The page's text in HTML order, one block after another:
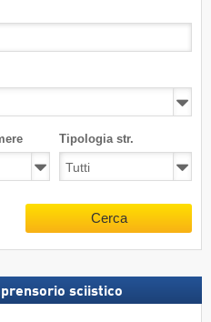
Tipologia str.
Cerca
sciistico